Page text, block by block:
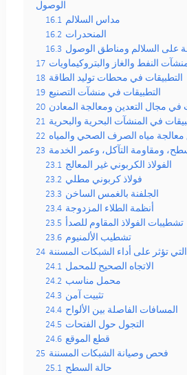
الوصول
16.1 مداس السلالم
16.2 المنحدرات
16.3 على السلالم ومناطق الوصول
17 النفط والغاز والبتروكيماويات
18 التطبيقات في محطات توليد الطاقة
19 التطبيقات في منشآت التصنيع
20 في مجال التعدين ومعالجة المعادن
21 في المنشآت البحرية والبحرية
22 مياه الصرف الصحي والمياه
23 ومقاومة التآكل، وعمر الخدمة
23.1 الفولاذ الكربوني غير المعالج
23.2 فولاذ كربوني مطلي
23.3 الجلفنة بالغمس الساخن
23.4 أنظمة الطلاء المزدوجة
23.5 تشطيبات الفولاذ المقاوم للصدأ
23.6 تشطيب الألمنيوم
24 تؤثر على أداء الشبكات المسننة
24.1 الاتجاه الصحيح للمحمل
24.2 محمل مناسب
24.3 تثبيت آمن
24.4 المسافات الفاصلة بين الألواح
24.5 التجول حول الفتحات
24.6 قطع الموقع
25 فحص وصيانة الشبكات المسننة
25.1 حالة السطح